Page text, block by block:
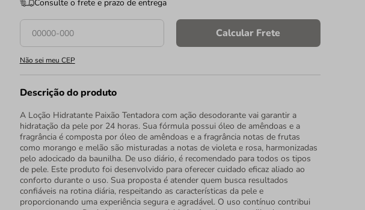
Consulte o frete e prazo de entrega
Calcular Frete
Não sei meu CEP
Descrição do produto
A Loção Hidratante Paixão Tentadora com ação desodorante vai garantir a
hidratação da pele por 24 horas. Sua fórmula possui óleo de amêndoas e a
fragrância é composta por óleo de amêndoas e a fragrância notas de frutas
como morango e melão são misturadas a notas de violeta e rosa, harmonizadas
pelo adocicado da baunilha. De uso diário, é recomendado para todos os tipos
de pele. Este produto foi desenvolvido para oferecer cuidado eficaz aliado ao
conforto durante o uso. Sua proposta é atender quem busca resultados
confiáveis na rotina diária, respeitando as características da pele e
proporcionando uma experiência segura e agradável. O uso contínuo contribui